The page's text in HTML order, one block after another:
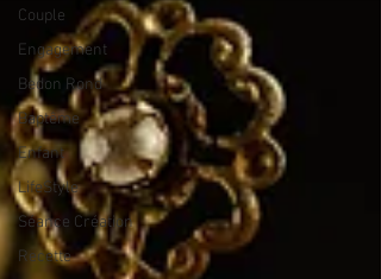
Couple
Engagement
Bedon Rond
Baptême
Enfant
LifeStyle
Séance Création
Recette